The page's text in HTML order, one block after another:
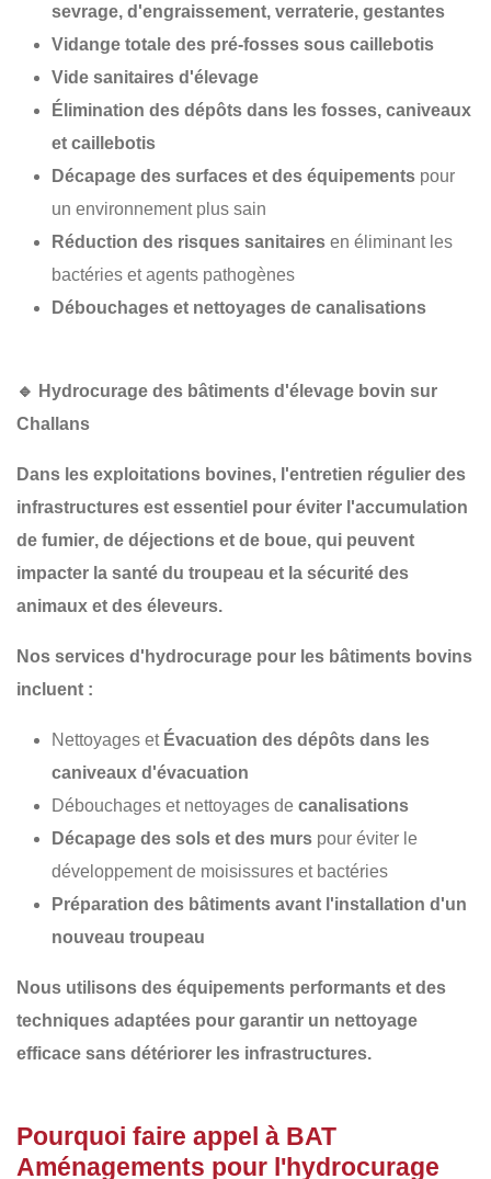
sevrage, d'engraissement, verraterie, gestantes
Vidange totale des pré-fosses sous caillebotis
Vide sanitaires d'élevage
Élimination des dépôts dans les fosses, caniveaux
et caillebotis
Décapage des surfaces et des équipements pour
un environnement plus sain
Réduction des risques sanitaires en éliminant les
bactéries et agents pathogènes
Débouchages et nettoyages de canalisations
🔹 Hydrocurage des bâtiments d'élevage bovin sur
Challans
Dans les exploitations bovines, l'entretien régulier des
infrastructures est essentiel pour éviter l'accumulation
de fumier, de déjections et de boue, qui peuvent
impacter la santé du troupeau et la sécurité des
animaux et des éleveurs.
Nos services d'hydrocurage pour les bâtiments bovins
incluent :
Nettoyages et Évacuation des dépôts dans les
caniveaux d'évacuation
Débouchages et nettoyages de canalisations
Décapage des sols et des murs pour éviter le
développement de moisissures et bactéries
Préparation des bâtiments avant l'installation d'un
nouveau troupeau
Nous utilisons des équipements performants et des
techniques adaptées pour garantir un nettoyage
efficace sans détériorer les infrastructures.
Pourquoi faire appel à BAT
Aménagements pour l'hydrocurage